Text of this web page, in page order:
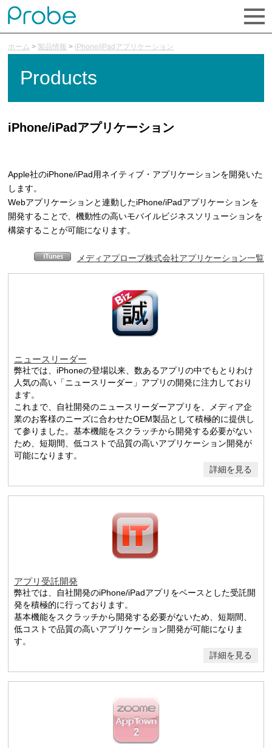
ホーム > 製品情報 > iPhone/iPadアプリケーション
Products
iPhone/iPadアプリケーション
Apple社のiPhone/iPad用ネイティブ・アプリケーションを開発いた
します。
Webアプリケーションと連動したiPhone/iPadアプリケーションを
開発することで、機動性の高いモバイルビジネスソリューションを
構築することが可能になります。
メディアプローブ株式会社アプリケーション一覧
ニュースリーダー
弊社では、iPhoneの登場以来、数あるアプリの中でもとりわけ
人気の高い「ニュースリーダー」アプリの開発に注力しており
ます。
これまで、自社開発のニュースリーダーアプリを、メディア企
業のお客様のニーズに合わせたOEM製品として積極的に提供し
て参りました。基本機能をスクラッチから開発する必要がない
ため、短期間、低コストで品質の高いアプリケーション開発が
可能になります。
詳細を見る
アプリ受託開発
弊社では、自社開発のiPhone/iPadアプリをベースとした受託開
発を積極的に行っております。
基本機能をスクラッチから開発する必要がないため、短期間、
低コストで品質の高いアプリケーション開発が可能になりま
す。
詳細を見る